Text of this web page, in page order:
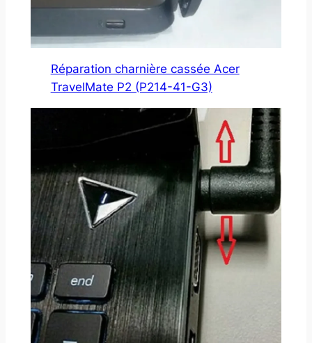
Réparation charnière cassée Acer
TravelMate P2 (P214-41-G3)